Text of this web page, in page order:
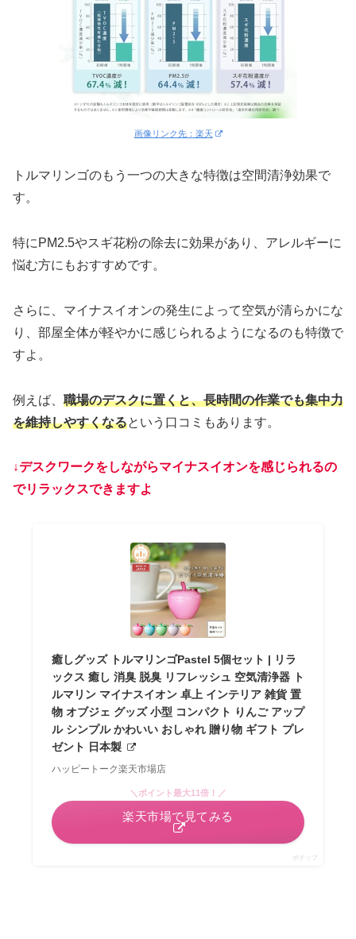
画像リンク先：楽天
トルマリンゴのもう一つの大きな特徴は空間清浄効果で
す。
特にPM2.5やスギ花粉の除去に効果があり、アレルギーに
悩む方にもおすすめです。
さらに、マイナスイオンの発生によって空気が清らかにな
り、部屋全体が軽やかに感じられるようになるのも特徴で
すよ。
例えば、 職場のデスクに置くと、長時間の作業でも集中力
を維持しやすくなるという口コミもあります。
↓デスクワークをしながらマイナスイオンを感じられるの
でリラックスできますよ
癒しグッズ トルマリンゴPastel 5個セット | リラ
ックス 癒し 消臭 脱臭 リフレッシュ 空気清浄器 ト
ルマリン マイナスイオン 卓上 インテリア 雑貨 置
物 オブジェ グッズ 小型 コンパクト りんご アップ
ル シンプル かわいい おしゃれ 贈り物 ギフト プレ
ゼント 日本製
ハッピートーク楽天市場店
＼ポイント最大11倍！／
楽天市場で見てみる
ポチップ